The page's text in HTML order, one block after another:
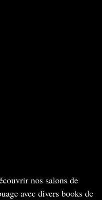
nos salons de
avec divers books de